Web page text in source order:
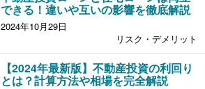
できる！違いや互いの影響を徹底解説
2024年10月29日
リスク・デメリット
【2024年最新版】不動産投資の利回り
とは？計算方法や相場を完全解説